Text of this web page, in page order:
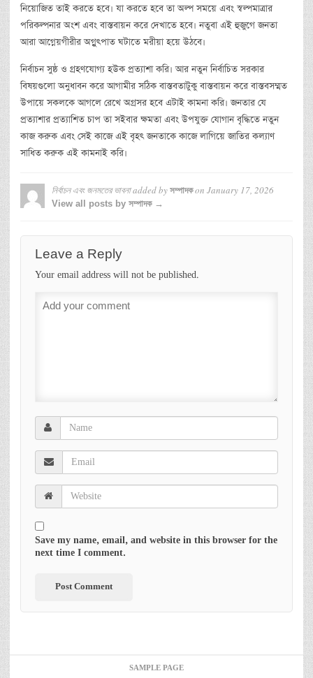
নিয়োজিত তাই করতে হবে। যা করতে হবে তা অল্প সময়ে এবং স্বল্পমাত্রার
পরিকল্পনার অংশ এবং বাস্তবায়ন করে দেখাতে হবে। নতুবা এই হুজুগে জনতা
আরা আগ্নেয়গীরীর অগ্নুৎপাত ঘটাতে মরীয়া হয়ে উঠবে।
নির্বাচন সুষ্ঠ ও গ্রহণযোগ্য হউক প্রত্যাশা করি। আর নতুন নির্বাচিত সরকার
বিষয়গুলো অনুধাবন করে আগামীর সঠিক বাস্তবতাটুকু বাস্তবায়ন করে বাস্তবসম্মত
উপায়ে সকলকে আগলে রেখে অগ্রসর হবে এটাই কামনা করি। জনতার যে
প্রত্যাশার প্রত্যাশিত চাপ তা সইবার ক্ষমতা এবং উপযুক্ত যোগান বৃদ্ধিতে নতুন
কাজ করুক এবং সেই কাজে এই বৃহৎ জনতাকে কাজে লাগিয়ে জাতির কল্যাণ
সাধিত করুক এই কামনাই করি।
নির্বাচন এবং জনমতের ভাবনাadded by সম্পাদকon January 17, 2026
View all posts by সম্পাদক →
Leave a Reply
Your email address will not be published.
Save my name, email, and website in this browser for the
next time I comment.
SAMPLE PAGE